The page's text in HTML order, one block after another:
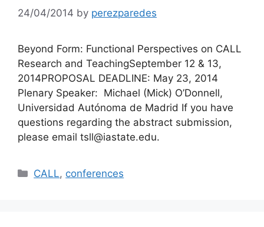
24/04/2014 by perezparedes
Beyond Form: Functional Perspectives on CALL
Research and TeachingSeptember 12 & 13,
2014PROPOSAL DEADLINE: May 23, 2014
Plenary Speaker: Michael (Mick) O’Donnell,
Universidad Autónoma de Madrid If you have
questions regarding the abstract submission,
please email tsll@iastate.edu.
Categories
CALL, conferences